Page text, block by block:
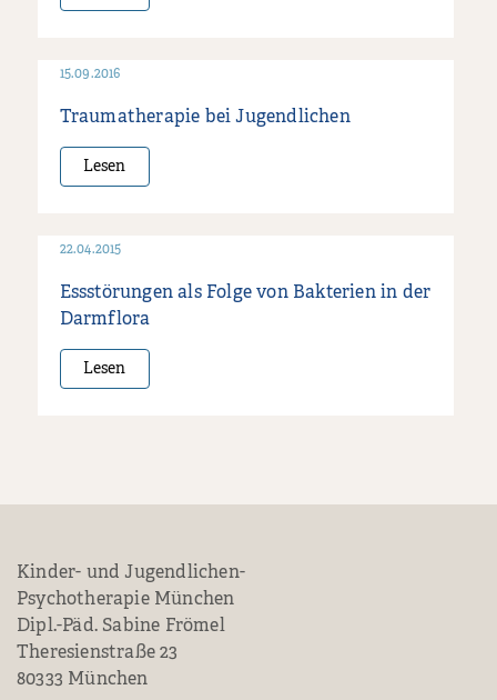
15.09.2016
Traumatherapie bei Jugendlichen
Lesen
22.04.2015
Essstörungen als Folge von Bakterien in der
Darmflora
Lesen
Kinder- und Jugendlichen-
Psychotherapie München
Dipl.-Päd. Sabine Frömel
Theresienstraße 23
80333 München